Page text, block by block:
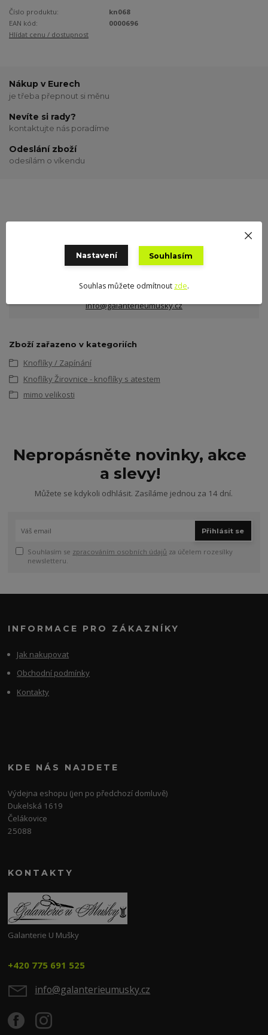
Číslo produktu:
kn068
EAN kód:
0000696
Hlídat cenu / dostupnost
Nákup v Eurech
je třeba přepnout si měnu
Nevíte si rady?
kontaktujte nás poradíme
Odeslání zboží
odesílám o víkendu
Potřebujete poradit?
info@galanterieumusky.cz
Zboží zařazeno v kategoriích
Knoflíky / Zapínání
Knoflíky Žirovnice - knoflíky s atestem
mimo velikosti
Nepropásněte novinky, akce
a slevy!
Můžete se kdykoli odhlásit. Zasíláme jednou za 14 dní.
Přihlásit se
Souhlasím se zpracováním osobních údajů za účelem rozesílky
newsletteru.
INFORMACE PRO ZÁKAZNÍKY
Jak nakupovat
Obchodní podmínky
Kontakty
KDE NÁS NAJDETE
Výdejna eshopu (jen po předchozí domluvě)
Dukelská 1619
Čelákovice
25088
KONTAKTY
Galanterie U Mušky
+420 775 691 525
info@galanterieumusky.cz
Nastavení Souhlasím
Souhlas můžete odmítnout zde.